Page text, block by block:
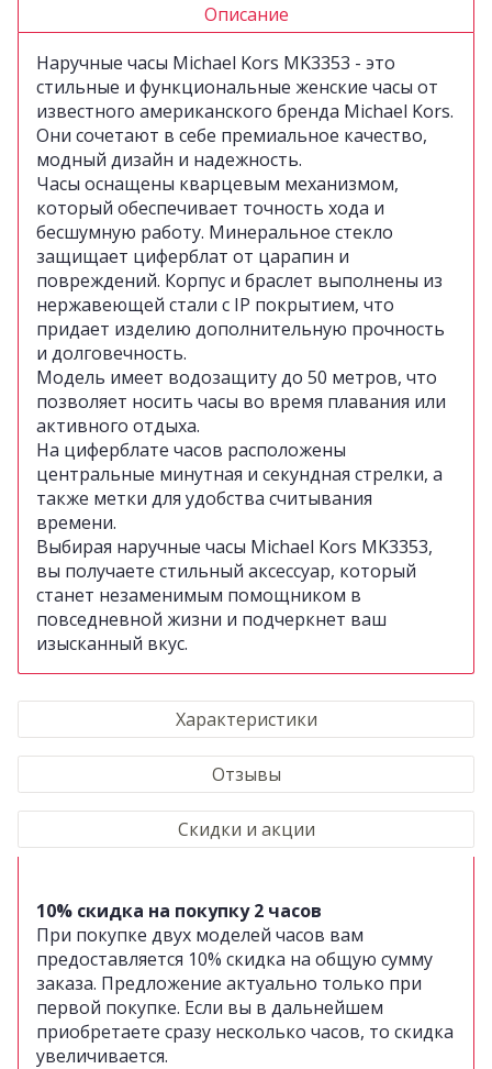
Описание
Наручные часы Michael Kors MK3353 - это
стильные и функциональные женские часы от
известного американского бренда Michael Kors.
Они сочетают в себе премиальное качество,
модный дизайн и надежность.
Часы оснащены кварцевым механизмом,
который обеспечивает точность хода и
бесшумную работу. Минеральное стекло
защищает циферблат от царапин и
повреждений. Корпус и браслет выполнены из
нержавеющей стали с IP покрытием, что
придает изделию дополнительную прочность
и долговечность.
Модель имеет водозащиту до 50 метров, что
позволяет носить часы во время плавания или
активного отдыха.
На циферблате часов расположены
центральные минутная и секундная стрелки, а
также метки для удобства считывания
времени.
Выбирая наручные часы Michael Kors MK3353,
вы получаете стильный аксессуар, который
станет незаменимым помощником в
повседневной жизни и подчеркнет ваш
изысканный вкус.
Характеристики
Отзывы
Скидки и акции
10% скидка на покупку 2 часов
При покупке двух моделей часов вам
предоставляется 10% скидка на общую сумму
заказа. Предложение актуально только при
первой покупке. Если вы в дальнейшем
приобретаете сразу несколько часов, то скидка
увеличивается.